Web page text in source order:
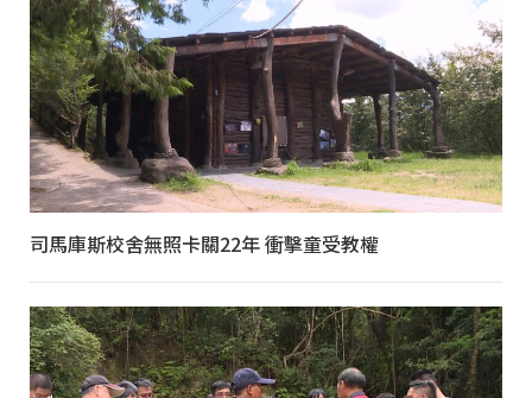
司馬庫斯校舍無照卡關22年 衝擊童受教權